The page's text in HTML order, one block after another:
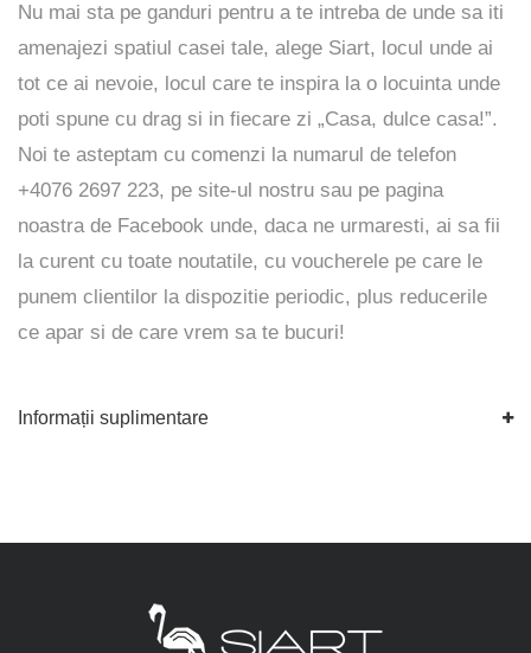
Nu mai sta pe ganduri pentru a te intreba de unde sa iti
amenajezi spatiul casei tale, alege Siart, locul unde ai
tot ce ai nevoie, locul care te inspira la o locuinta unde
poti spune cu drag si in fiecare zi „Casa, dulce casa!”.
Noi te asteptam cu comenzi la numarul de telefon
+4076 2697 223, pe site-ul nostru sau pe pagina
noastra de Facebook unde, daca ne urmaresti, ai sa fii
la curent cu toate noutatile, cu voucherele pe care le
punem clientilor la dispozitie periodic, plus reducerile
ce apar si de care vrem sa te bucuri!
Informații suplimentare